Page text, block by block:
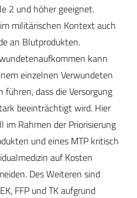
2 und höher geeignet.
militärischen Kontext auch
an Blutprodukten.
kann
einzelnen Verwundeten
führen, dass die Versorgung
beeinträchtigt wird. Hier
im Rahmen der Priorisierung
und eines MTP kritisch
auf Kosten
Des Weiteren sind
FFP und TK aufgrund